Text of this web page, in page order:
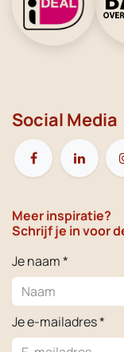
Social Media
Meer inspiratie?
Schrijf je in voor
Je naam *
Je e-mailadres *